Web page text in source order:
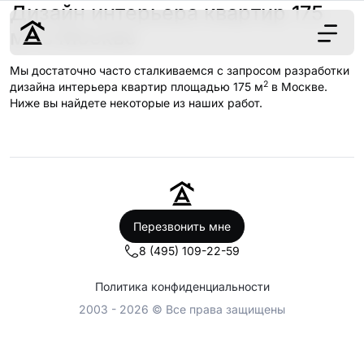
Дизайн
Ремонт
Наши работы
Контакты
г. Москва
22-59
Дизайн интерьера квартир 175
м2в Москве
Мы достаточно часто сталкиваемся с запросом разработки
дизайна интерьера квартир площадью 175 м2 в Москве.
Ниже вы найдете некоторые из наших работ.
Перезвонить мне
8 (495) 109-22-59
Политика конфиденциальности
2003 - 2026 © Все права защищены